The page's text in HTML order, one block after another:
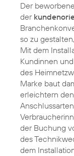
Der beworbene
der
so zu
Mit dem
Kundinnen
des
Marke baut
erleichtern den
der Buchung
des
dem